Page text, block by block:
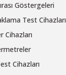
Göstergeleri
Test Cihazları
Cihazları
Cihazları